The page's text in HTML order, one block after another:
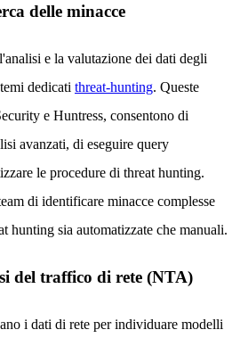
delle minacce
e la valutazione dei dati degli
dedicati threat-hunting. Queste
e Huntress, consentono di
avanzati, di eseguire query
le procedure di threat hunting.
di identificare minacce complesse
hunting sia automatizzate che manuali.
del traffico di rete (NTA)
i dati di rete per individuare modelli